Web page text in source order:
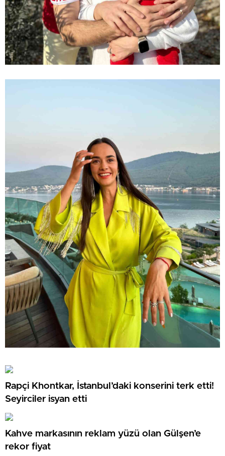
Rapçi Khontkar, İstanbul’daki konserini terk etti!
Seyirciler isyan etti
Kahve markasının reklam yüzü olan Gülşen’e
rekor fiyat